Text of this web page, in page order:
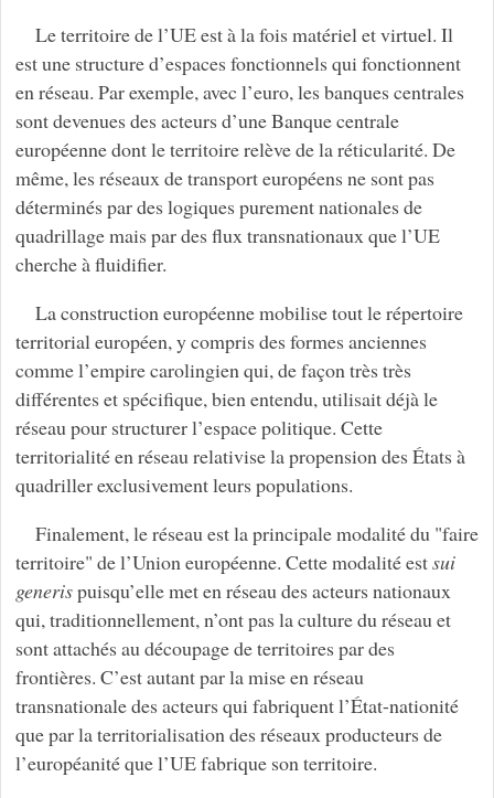
Le territoire de l’UE est à la fois matériel et virtuel. Il
est une structure d’espaces fonctionnels qui fonctionnent
en réseau. Par exemple, avec l’euro, les banques centrales
sont devenues des acteurs d’une Banque centrale
européenne dont le territoire relève de la réticularité. De
même, les réseaux de transport européens ne sont pas
déterminés par des logiques purement nationales de
quadrillage mais par des flux transnationaux que l’UE
cherche à fluidifier.
La construction européenne mobilise tout le répertoire
territorial européen, y compris des formes anciennes
comme l’empire carolingien qui, de façon très très
différentes et spécifique, bien entendu, utilisait déjà le
réseau pour structurer l’espace politique. Cette
territorialité en réseau relativise la propension des États à
quadriller exclusivement leurs populations.
Finalement, le réseau est la principale modalité du "faire
territoire" de l’Union européenne. Cette modalité estsui
generispuisqu’elle met en réseau des acteurs nationaux
qui, traditionnellement, n’ont pas la culture du réseau et
sont attachés au découpage de territoires par des
frontières. C’est autant par la mise en réseau
transnationale des acteurs qui fabriquent l’État-nationité
que par la territorialisation des réseaux producteurs de
l’européanité que l’UE fabrique son territoire.